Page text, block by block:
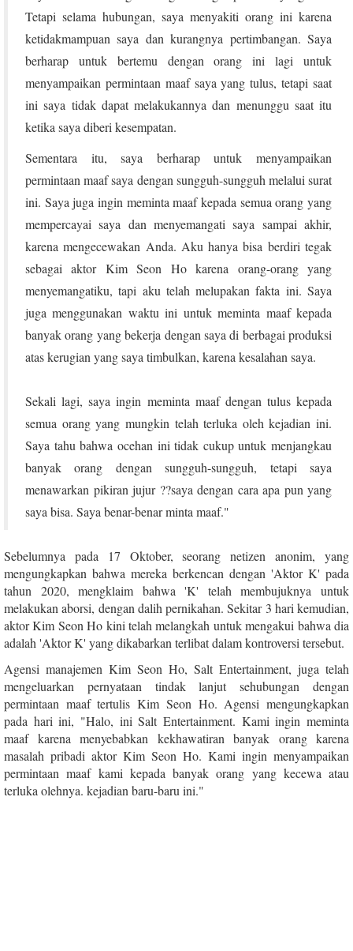
Tetapi selama hubungan, saya menyakiti orang ini karena
ketidakmampuan saya dan kurangnya pertimbangan. Saya
berharap untuk bertemu dengan orang ini lagi untuk
menyampaikan permintaan maaf saya yang tulus, tetapi saat
ini saya tidak dapat melakukannya dan menunggu saat itu
ketika saya diberi kesempatan.
Sementara itu, saya berharap untuk menyampaikan
permintaan maaf saya dengan sungguh-sungguh melalui surat
ini. Saya juga ingin meminta maaf kepada semua orang yang
mempercayai saya dan menyemangati saya sampai akhir,
karena mengecewakan Anda. Aku hanya bisa berdiri tegak
sebagai aktor Kim Seon Ho karena orang-orang yang
menyemangatiku, tapi aku telah melupakan fakta ini. Saya
juga menggunakan waktu ini untuk meminta maaf kepada
banyak orang yang bekerja dengan saya di berbagai produksi
atas kerugian yang saya timbulkan, karena kesalahan saya.
Sekali lagi, saya ingin meminta maaf dengan tulus kepada
semua orang yang mungkin telah terluka oleh kejadian ini.
Saya tahu bahwa ocehan ini tidak cukup untuk menjangkau
banyak orang dengan sungguh-sungguh, tetapi saya
menawarkan pikiran jujur ??saya dengan cara apa pun yang
saya bisa. Saya benar-benar minta maaf."
Sebelumnya pada 17 Oktober, seorang netizen anonim, yang
mengungkapkan bahwa mereka berkencan dengan 'Aktor K' pada
tahun 2020, mengklaim bahwa 'K' telah membujuknya untuk
melakukan aborsi, dengan dalih pernikahan. Sekitar 3 hari kemudian,
aktor Kim Seon Ho kini telah melangkah untuk mengakui bahwa dia
adalah 'Aktor K' yang dikabarkan terlibat dalam kontroversi tersebut.
Agensi manajemen Kim Seon Ho, Salt Entertainment, juga telah
mengeluarkan pernyataan tindak lanjut sehubungan dengan
permintaan maaf tertulis Kim Seon Ho. Agensi mengungkapkan
pada hari ini, "Halo, ini Salt Entertainment. Kami ingin meminta
maaf karena menyebabkan kekhawatiran banyak orang karena
masalah pribadi aktor Kim Seon Ho. Kami ingin menyampaikan
permintaan maaf kami kepada banyak orang yang kecewa atau
terluka olehnya. kejadian baru-baru ini."